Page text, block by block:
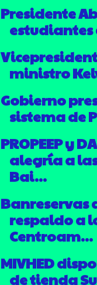
Presidente
ministro
Gobierno
sistema de
PROPEEP y
alegría a
Bai...
Banreservas
respaldo a
Centroam...
MIVHED
de tienda